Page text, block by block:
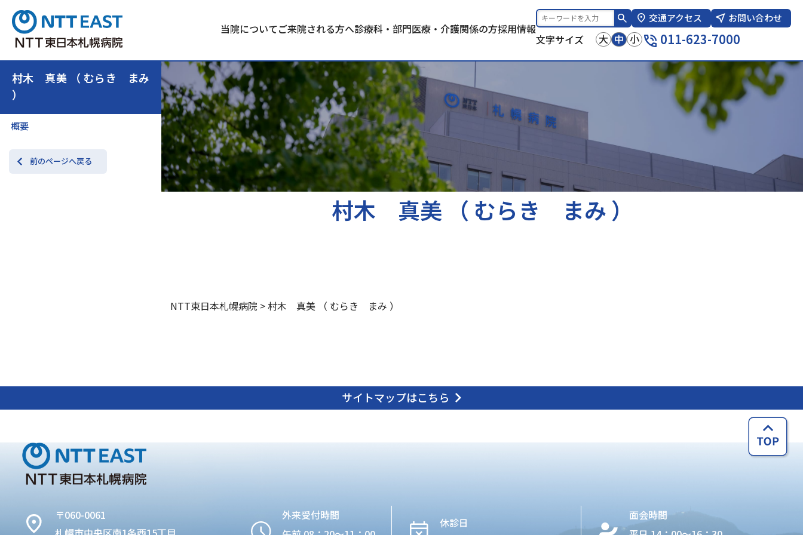
当院についてご来院される方へ診療科・部門医療・介護関係の方採用情報
交通アクセス お問い合わせ
文字サイズ 大 中 小 011-623-7000
村木 真美 （ むらき まみ
）
概要
前のページへ戻る
村木 真美 （ むらき まみ ）
NTT東日本札幌病院 >村木 真美 （ むらき まみ ）
サイトマップはこちら
〒060-0061
外来受付時間
休診日
面会時間